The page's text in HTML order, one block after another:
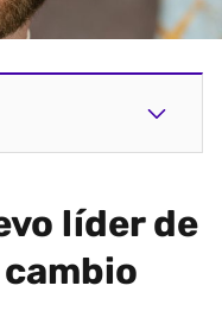
líder de